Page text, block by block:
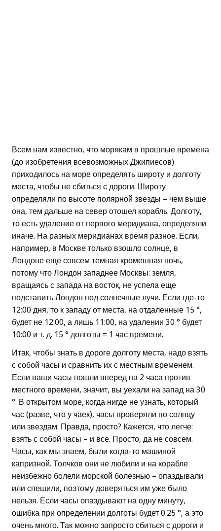
Всем нам известно, что морякам в прошлые времена
(до изобретения всевозможных Джипиесов)
приходилось на море определять широту и долготу
места, чтобы не сбиться с дороги. Широту
определяли по высоте полярной звезды – чем выше
она, тем дальше на север отошел корабль. Долготу,
то есть удаление от первого меридиана, определяли
иначе. На разных меридианах время разное. Если,
например, в Москве только взошло солнце, в
Лондоне еще совсем темная кромешная ночь,
потому что Лондон западнее Москвы: земля,
вращаясь с запада на восток, не успела еще
подставить Лондон под солнечные лучи. Если где-то
12:00 дня, то к западу от места, на отдаленные 15 °,
будет не 12:00, а лишь 11:00, на удалении 30 ° будет
10:00 и т. д. 15 ° долготы = 1 час времени.
Итак, чтобы знать в дороге долготу места, надо взять
с собой часы и сравнить их с местным временем.
Если ваши часы пошли вперед на 2 часа против
местного времени, значит, вы уехали на запад на 30
°. В открытом море, когда нигде не узнать, который
час (разве, что у чаек), часы проверяли по солнцу
или звездам. Правда, просто? Кажется, что легче:
взять с собой часы – и все. Просто, да не совсем.
Часы, как мы знаем, были когда-то машиной
капризной. Толчков они не любили и на корабле
неизбежно болели морской болезнью – опаздывали
или спешили, поэтому доверяться им уже было
нельзя. Если часы опаздывают на одну минуту,
ошибка при определении долготы будет 0.25 °, а это
очень много. Так можно запросто сбиться с дороги и